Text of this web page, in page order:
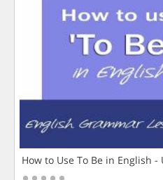
How to Use To Be in English